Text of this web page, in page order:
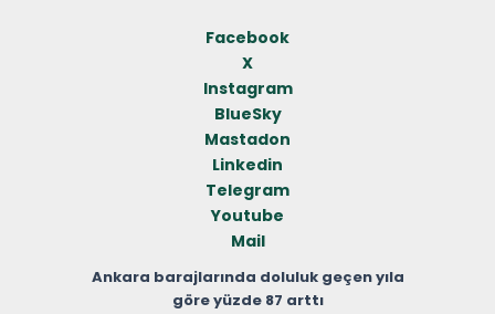
Facebook
X
Instagram
BlueSky
Mastadon
Linkedin
Telegram
Youtube
Mail
Ankara barajlarında doluluk geçen yıla
göre yüzde 87 arttı